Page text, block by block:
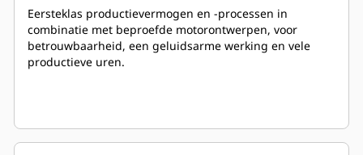
Eersteklas productievermogen en -processen in
combinatie met beproefde motorontwerpen, voor
betrouwbaarheid, een geluidsarme werking en vele
productieve uren.